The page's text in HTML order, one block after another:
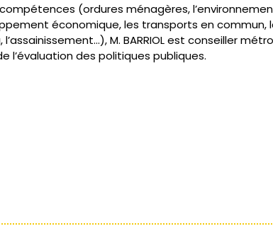
(ordures ménagères,
économique, les transports en commun,
l’assainissement…), M. BARRIOL est conseiller
l’évaluation des politiques publiques.